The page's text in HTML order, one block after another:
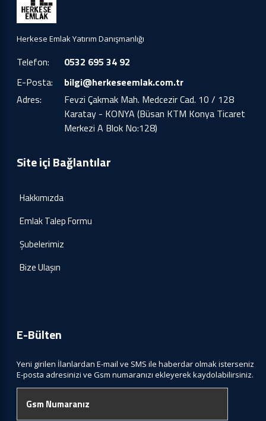
Herkese Emlak Yatırım Danışmanlığı
Telefon:
0532 695 34 92
E-Posta:
bilgi@herkeseemlak.com.tr
Adres:
Fevzi Çakmak Mah. Medcezir Cad. 10 / 128
Karatay - KONYA (Büsan KTM Konya Ticaret
Merkezi A Blok No:128)
Site içi Bağlantılar
Hakkımızda
Emlak Talep Formu
Şubelerimiz
Bize Ulaşın
E-Bülten
Yeni girilen İlanlardan E-mail ve SMS ile haberdar olmak isterseniz
E-posta adresinizi ve Gsm numaranızı ekleyerek kaydolabilirsiniz.